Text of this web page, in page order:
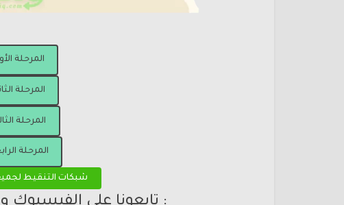
المرحلة
المرحلة
المرحلة
المرحلة
شبكات التنقيط